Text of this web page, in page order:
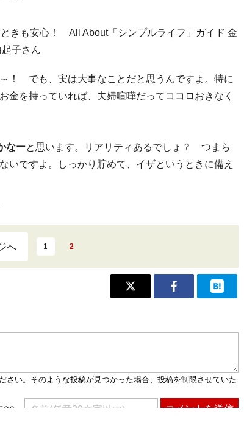
！ でも、実は大事なことだと思うんですよ。特に
金を持っていれば、夫婦喧嘩だってココロおきなく
なーと思います。リアリティあるでしょ？ つまら
いですよ。しっかり貯めて、イザというときに備え
へ 1 2